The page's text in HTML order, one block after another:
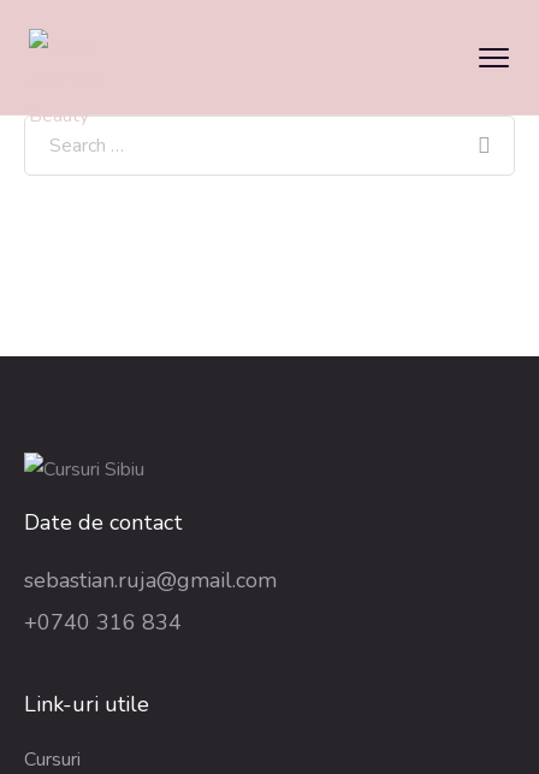
Date de contact
sebastian.ruja@gmail.com
+0740 316 834
Link-uri utile
Cursuri